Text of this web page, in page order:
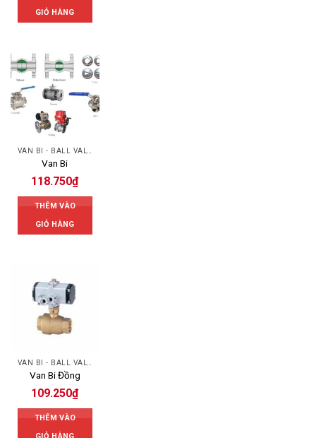
GIỎ HÀNG
Van Bi
118.750₫
THÊM VÀO
GIỎ HÀNG
Van Bi Đồng
109.250₫
THÊM VÀO
GIỎ HÀNG